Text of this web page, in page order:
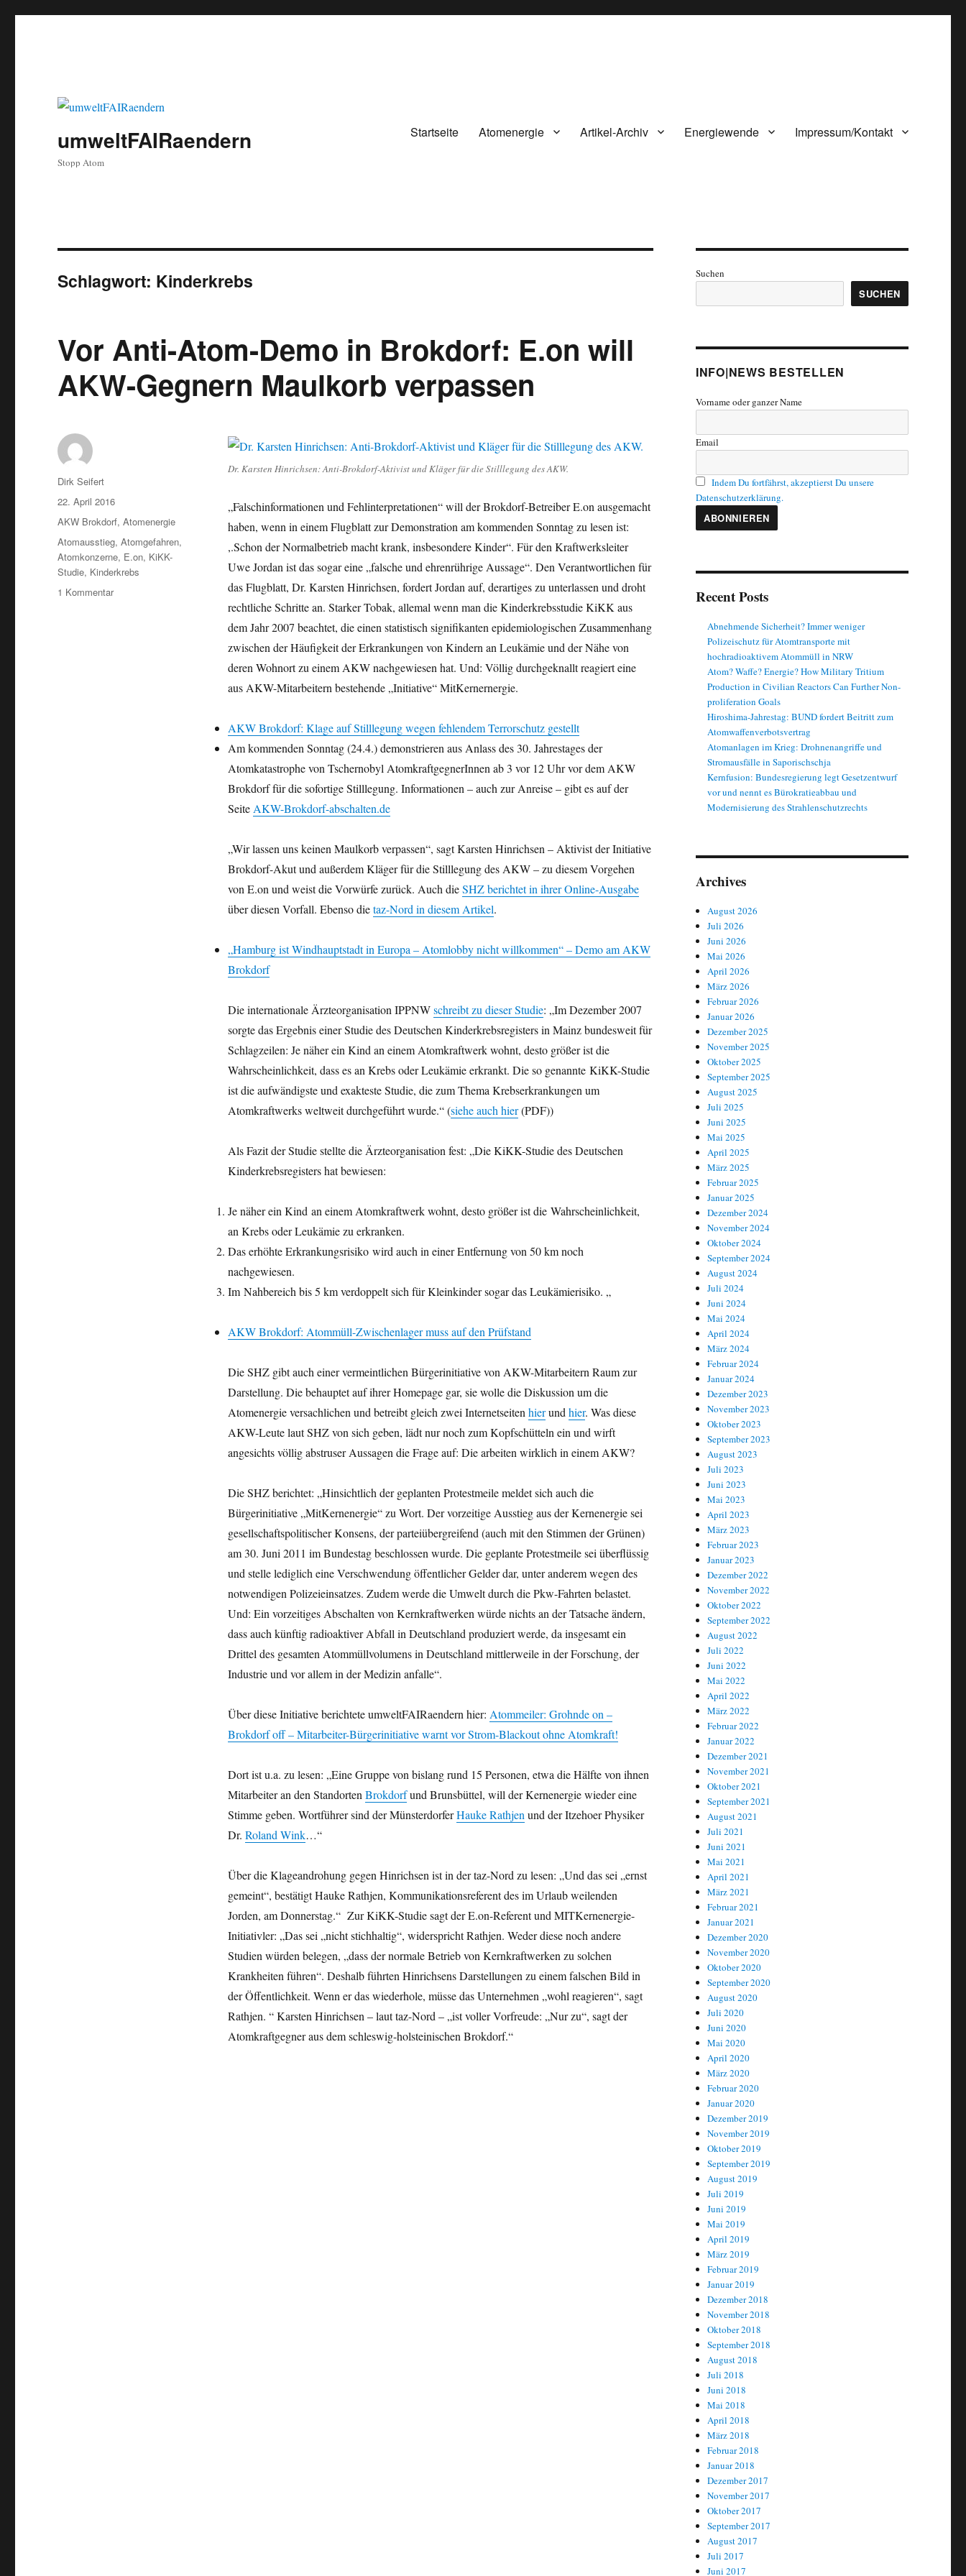
umweltFAIRaendern
Stopp Atom
Startseite Atomenergie Artikel-Archiv Energiewende Impressum/Kontakt
Schlagwort: Kinderkrebs
Vor Anti-Atom-Demo in Brokdorf: E.on will
AKW-Gegnern Maulkorb verpassen
Dr. Karsten Hinrichsen: Anti-Brokdorf-Aktivist und Kläger für die Stilllegung des AKW.
„Falschinformationen und Fehlinterpretationen“ will der Brokdorf-Betreiber E.on ausgemacht
haben, wenn in einem Flugblatt zur Demonstration am kommenden Sonntag zu lesen ist:
,.Schon der Normalbetrieb macht krank, insbesondere Kinder“. Für den Kraftwerksleiter
Uwe Jordan ist das sogar eine „falsche und ehrenrührige Aussage“. Den Verantwortlichen für
das Flugblatt, Dr. Karsten Hinrichsen, fordert Jordan auf, derartiges zu unterlassen und droht
rechtliche Schritte an. Starker Tobak, allemal wenn man die Kinderkrebsstudie KiKK aus
dem Jahr 2007 beachtet, die einen statistisch signifikanten epidemiologischen Zusammenhang
zwischen der Häufigkeit der Erkrankungen von Kindern an Leukämie und der Nähe von
deren Wohnort zu einem AKW nachgewiesen hat. Und: Völlig durchgeknallt reagiert eine
aus AKW-Mitarbeitern bestehende „Initiative“ MitKernernergie.
AKW Brokdorf: Klage auf Stilllegung wegen fehlendem Terrorschutz gestellt
Am kommenden Sonntag (24.4.) demonstrieren aus Anlass des 30. Jahrestages der
Atomkatastrophe von Tschernobyl AtomkraftgegnerInnen ab 3 vor 12 Uhr vor dem AKW
Brokdorf für die sofortige Stilllegung. Informationen – auch zur Anreise – gibt es auf der
SeiteAKW-Brokdorf-abschalten.de
„Wir lassen uns keinen Maulkorb verpassen“, sagt Karsten Hinrichsen – Aktivist der Initiative
Brokdorf-Akut und außerdem Kläger für die Stilllegung des AKW – zu diesem Vorgehen
von E.on und weist die Vorwürfe zurück. Auch dieSHZ berichtet in ihrer Online-Ausgabe
über diesen Vorfall. Ebenso dietaz-Nord in diesem Artikel.
„Hamburg ist Windhauptstadt in Europa – Atomlobby nicht willkommen“ – Demo am AKW
Brokdorf
Die internationale Ärzteorganisation IPPNWschreibt zu dieser Studie: „Im Dezember 2007
sorgte das Ergebnis einer Studie des Deutschen Kinderkrebsregisters in Mainz bundesweit für
Schlagzeilen: Je näher ein Kind an einem Atomkraftwerk wohnt, desto größer ist die
Wahrscheinlichkeit, dass es an Krebs oder Leukämie erkrankt. Die so genannte KiKK-Studie
ist die aufwändigste und exakteste Studie, die zum Thema Krebserkrankungen um
Atomkraftwerks weltweit durchgeführt wurde.“ (siehe auch hier(PDF))
Als Fazit der Studie stellte die Ärzteorganisation fest: „Die KiKK-Studie des Deutschen
Kinderkrebsregisters hat bewiesen:
Je näher ein Kind an einem Atomkraftwerk wohnt, desto größer ist die Wahrscheinlichkeit,
an Krebs oder Leukämie zu erkranken.
Das erhöhte Erkrankungsrisiko wird auch in einer Entfernung von 50 km noch
nachgewiesen.
Im Nahbereich bis 5 km verdoppelt sich für Kleinkinder sogar das Leukämierisiko. „
AKW Brokdorf: Atommüll-Zwischenlager muss auf den Prüfstand
Die SHZ gibt auch einer vermeintlichen Bürgerinitiative von AKW-Mitarbeitern Raum zur
Darstellung. Die behauptet auf ihrer Homepage gar, sie wolle die Diskussion um die
Atomenergie versachlichen und betreibt gleich zwei Internetseitenhierundhier. Was diese
AKW-Leute laut SHZ von sich geben, lädt nur noch zum Kopfschütteln ein und wirft
angesichts völlig abstruser Aussagen die Frage auf: Die arbeiten wirklich in einem AKW?
Die SHZ berichtet: „Hinsichtlich der geplanten Protestmeile meldet sich auch die
Bürgerinitiative „MitKernenergie“ zu Wort. Der vorzeitige Ausstieg aus der Kernenergie sei
gesellschaftspolitischer Konsens, der parteiübergreifend (auch mit den Stimmen der Grünen)
am 30. Juni 2011 im Bundestag beschlossen wurde. Die geplante Protestmeile sei überflüssig
und stelle lediglich eine Verschwendung öffentlicher Gelder dar, unter anderem wegen des
notwendigen Polizeieinsatzes. Zudem werde die Umwelt durch die Pkw-Fahrten belastet.
Und: Ein vorzeitiges Abschalten von Kernkraftwerken würde nichts an der Tatsache ändern,
dass auch künftig radioaktiver Abfall in Deutschland produziert werde, da insgesamt ein
Drittel des gesamten Atommüllvolumens in Deutschland mittlerweile in der Forschung, der
Industrie und vor allem in der Medizin anfalle“.
Über diese Initiative berichtete umweltFAIRaendern hier: Atommeiler: Grohnde on –
Brokdorf off – Mitarbeiter-Bürgerinitiative warnt vor Strom-Blackout ohne Atomkraft!
Dort ist u.a. zu lesen: „Eine Gruppe von bislang rund 15 Personen, etwa die Hälfte von ihnen
Mitarbeiter an den StandortenBrokdorfund Brunsbüttel, will der Kernenergie wieder eine
Stimme geben. Wortführer sind der MünsterdorferHauke Rathjenund der Itzehoer Physiker
Dr. Roland Wink…“
Über die Klageandrohung gegen Hinrichsen ist in der taz-Nord zu lesen: „Und das sei „ernst
gemeint“, bestätigt Hauke Rathjen, Kommunikationsreferent des im Urlaub weilenden
Jorden, am Donnerstag.“ Zur KiKK-Studie sagt der E.on-Referent und MITKernenergie-
Initiativler: „Das sei „nicht stichhaltig“, widerspricht Rathjen. Weder diese noch andere
Studien würden belegen, „dass der normale Betrieb von Kernkraftwerken zu solchen
Krankheiten führen“. Deshalb führten Hinrichsens Darstellungen zu einem falschen Bild in
der Öffentlichkeit. Wenn er das wiederhole, müsse das Unternehmen „wohl reagieren“, sagt
Rathjen. “ Karsten Hinrichsen – laut taz-Nord – „ist voller Vorfreude: „Nur zu“, sagt der
Atomkraftgegner aus dem schleswig-holsteinischen Brokdorf.“
Autor
Dirk Seifert
Veröffentlicht
am
22. April 2016
Kategorien
AKW Brokdorf,Atomenergie
Schlagwörter
Atomausstieg,Atomgefahren,
Atomkonzerne, E.on, KiKK-
Studie, Kinderkrebs
1 Kommentarzu
Suchen
SUCHEN
INFO|NEWS BESTELLEN
Vorname oder ganzer Name
Email
Indem Du fortfährst, akzeptierst Du unsere
Datenschutzerklärung.
Recent Posts
Abnehmende Sicherheit? Immer weniger
Polizeischutz für Atomtransporte mit
hochradioaktivem Atommüll in NRW
Atom? Waffe? Energie? How Military Tritium
Production in Civilian Reactors Can Further Non-
proliferation Goals
Hiroshima-Jahrestag: BUND fordert Beitritt zum
Atomwaffenverbotsvertrag
Atomanlagen im Krieg: Drohnenangriffe und
Stromausfälle in Saporischschja
Kernfusion: Bundesregierung legt Gesetzentwurf
vor und nennt es Bürokratieabbau und
Modernisierung des Strahlenschutzrechts
Archives
August 2026
Juli 2026
Juni 2026
Mai 2026
April 2026
März 2026
Februar 2026
Januar 2026
Dezember 2025
November 2025
Oktober 2025
September 2025
August 2025
Juli 2025
Juni 2025
Mai 2025
April 2025
März 2025
Februar 2025
Januar 2025
Dezember 2024
November 2024
Oktober 2024
September 2024
August 2024
Juli 2024
Juni 2024
Mai 2024
April 2024
März 2024
Februar 2024
Januar 2024
Dezember 2023
November 2023
Oktober 2023
September 2023
August 2023
Juli 2023
Juni 2023
Mai 2023
April 2023
März 2023
Februar 2023
Januar 2023
Dezember 2022
November 2022
Oktober 2022
September 2022
August 2022
Juli 2022
Juni 2022
Mai 2022
April 2022
März 2022
Februar 2022
Januar 2022
Dezember 2021
November 2021
Oktober 2021
September 2021
August 2021
Juli 2021
Juni 2021
Mai 2021
April 2021
März 2021
Februar 2021
Januar 2021
Dezember 2020
November 2020
Oktober 2020
September 2020
August 2020
Juli 2020
Juni 2020
Mai 2020
April 2020
März 2020
Februar 2020
Januar 2020
Dezember 2019
November 2019
Oktober 2019
September 2019
August 2019
Juli 2019
Juni 2019
Mai 2019
April 2019
März 2019
Februar 2019
Januar 2019
Dezember 2018
November 2018
Oktober 2018
September 2018
August 2018
Juli 2018
Juni 2018
Mai 2018
April 2018
März 2018
Februar 2018
Januar 2018
Dezember 2017
November 2017
Oktober 2017
September 2017
August 2017
Juli 2017
Juni 2017